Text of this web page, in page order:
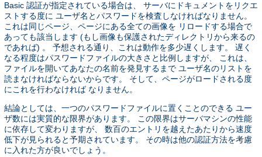
Basic 認証が指定されている場合は、 サーバにドキュメントをリクエ
ストする度に ユーザ名とパスワードを検査しなければなりません。
これは同じページ、ページにある全ての画像を リロードする場合で
あっても該当します (もし画像も保護されたディレクトリから来るの
であれば) 。 予想される通り、これは動作を多少遅くします。 遅く
なる程度はパスワードファイルの大きさと比例しますが、 これは、
ファイルを開いてあなたの名前を発見するまで ユーザ名のリストを
読まなければならないからです。 そして、ページがロードされる度
にこれを行わなければ なりません。
結論としては、一つのパスワードファイルに置くことのできる ユー
ザ数には実質的な限界があります。 この限界はサーバマシンの性能
に依存して変わりますが、 数百のエントリを越えたあたりから速度
低下が見られると予期されています。 その時は他の認証方法を考慮
に入れた方が良いでしょう。